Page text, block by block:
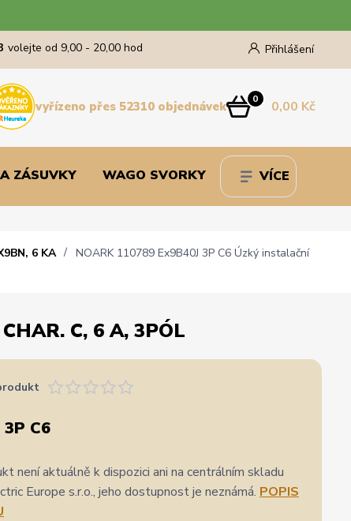
Přihlášení
volejte od 9,00 - 20,00 hod
0 0,00 Kč
vyřízeno přes 52310 objednávek
ZÁSUVKY WAGO SVORKY VÍCE
6 KA
NOARK 110789 Ex9B40J 3P C6 Úzký instalační
C, 6 A, 3PÓL
3P C6
není aktuálně k dispozici ani na centrálním skladu
Europe s.r.o., jeho dostupnost je neznámá. POPIS